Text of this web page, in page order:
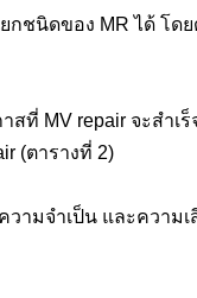
ยกชนิดของ MR ได้ โ
สที่ MV repair จะสำเ
(ตารางที่ 2)
วามจำเป็น และความ